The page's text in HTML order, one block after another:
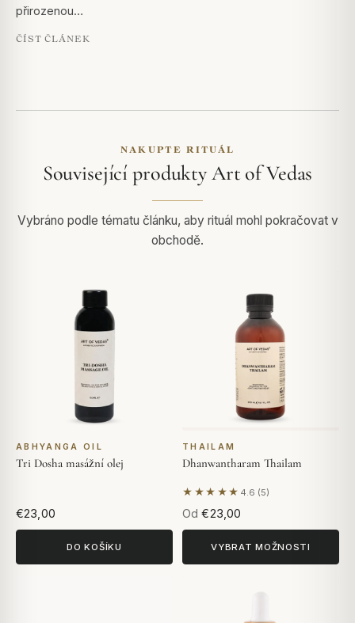
přirozenou…
ČÍST ČLÁNEK
NAKUPTE RITUÁL
Související produkty Art of Vedas
Vybráno podle tématu článku, aby rituál mohl pokračovat v
obchodě.
ABHYANGA OIL
Tri Dosha masážní olej
€23,00
DO KOŠÍKU
THAILAM
Dhanwantharam Thailam
★★★★★ 4.6 (5)
Na základě 5 hodnocení
Od €23,00
VYBRAT MOŽNOSTI